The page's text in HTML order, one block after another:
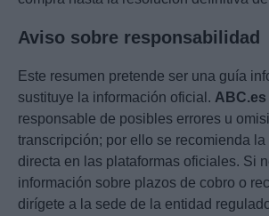
Aviso sobre responsabilidad
Este resumen pretende ser una guía
sustituye la información oficial. ABC.es
responsable de posibles errores u
transcripción; por ello se recomienda
directa en las plataformas oficiales. Si
información sobre plazos de cobro o
dirígete a la sede de la entidad